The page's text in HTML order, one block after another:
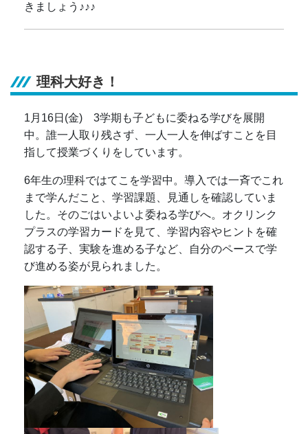
きましょう♪♪♪
理科大好き！
1月16日(金) 3学期も子どもに委ねる学びを展開
中。誰一人取り残さず、一人一人を伸ばすことを目
指して授業づくりをしています。
6年生の理科ではてこを学習中。導入では一斉でこれ
まで学んだこと、学習課題、見通しを確認していま
した。そのごはいよいよ委ねる学びへ。オクリンク
プラスの学習カードを見て、学習内容やヒントを確
認する子、実験を進める子など、自分のペースで学
び進める姿が見られました。